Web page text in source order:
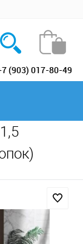
(903) 017-80-49